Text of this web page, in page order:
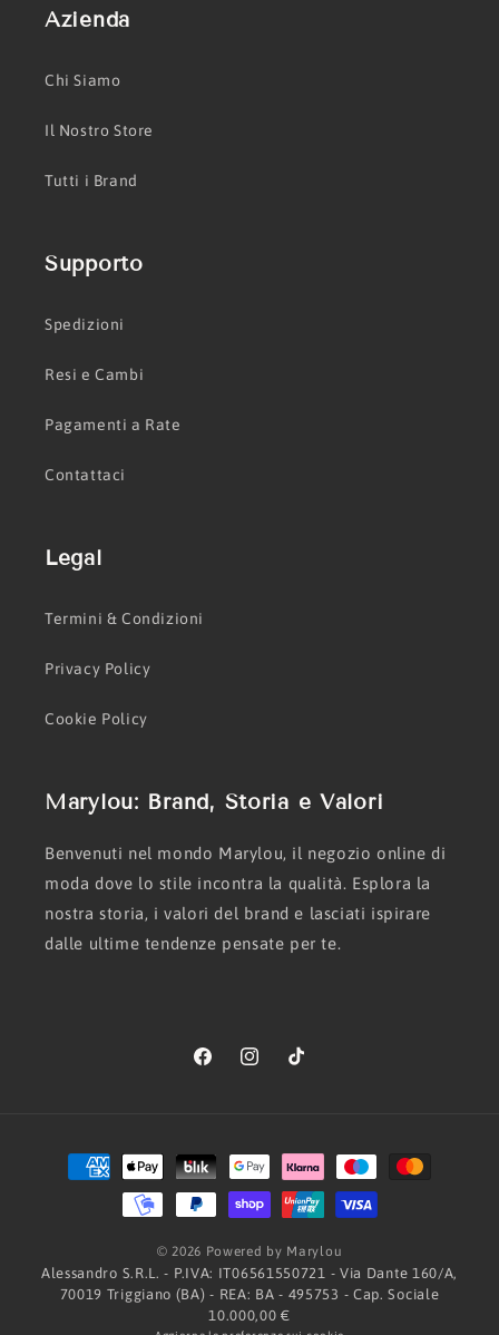
Azienda
Chi Siamo
Il Nostro Store
Tutti i Brand
Supporto
Spedizioni
Resi e Cambi
Pagamenti a Rate
Contattaci
Legal
Termini & Condizioni
Privacy Policy
Cookie Policy
Marylou: Brand, Storia e Valori
Benvenuti nel mondo Marylou, il negozio online di
moda dove lo stile incontra la qualità. Esplora la
nostra storia, i valori del brand e lasciati ispirare
dalle ultime tendenze pensate per te.
FacebookInstagramTikTok
Metodi
di
pagamento
© 2026 Powered by Marylou
Alessandro S.R.L. - P.IVA: IT06561550721 - Via Dante 160/A,
70019 Triggiano (BA) - REA: BA - 495753 - Cap. Sociale
10.000,00 €